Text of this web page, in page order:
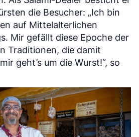
die Besucher: „Ich bin
auf Mittelalterlichen
Mir gefällt diese Epoche der
Traditionen, die damit
geht’s um die Wurst!“, so